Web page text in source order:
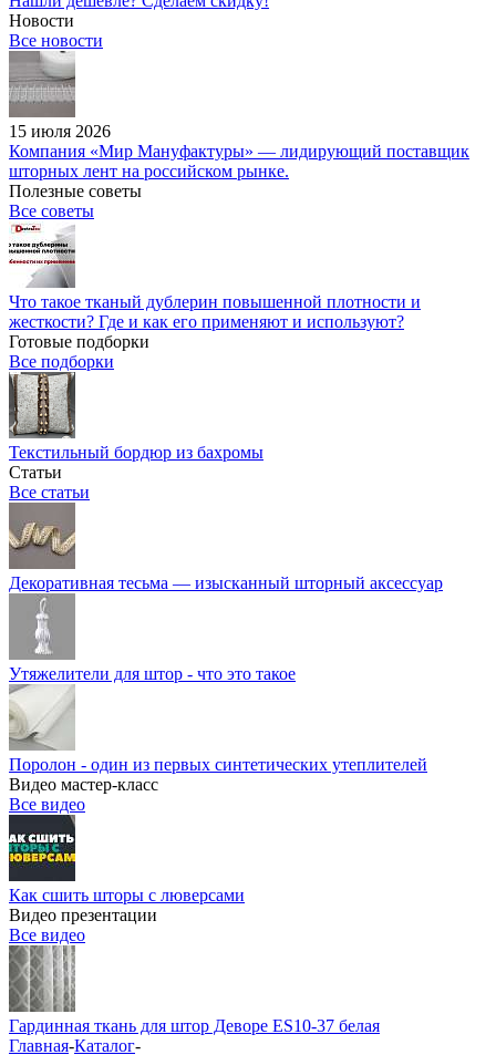
Новости
Все новости
15 июля 2026
Компания «Мир Мануфактуры» — лидирующий поставщик
шторных лент на российском рынке.
Полезные советы
Все советы
Что такое тканый дублерин повышенной плотности и
жесткости? Где и как его применяют и используют?
Готовые подборки
Все подборки
Текстильный бордюр из бахромы
Статьи
Все статьи
Декоративная тесьма — изысканный шторный аксессуар
Утяжелители для штор - что это такое
Поролон - один из первых синтетических утеплителей
Видео мастер-класс
Все видео
Как сшить шторы с люверсами
Видео презентации
Все видео
Гардинная ткань для штор Деворе ES10-37 белая
Главная-Каталог-